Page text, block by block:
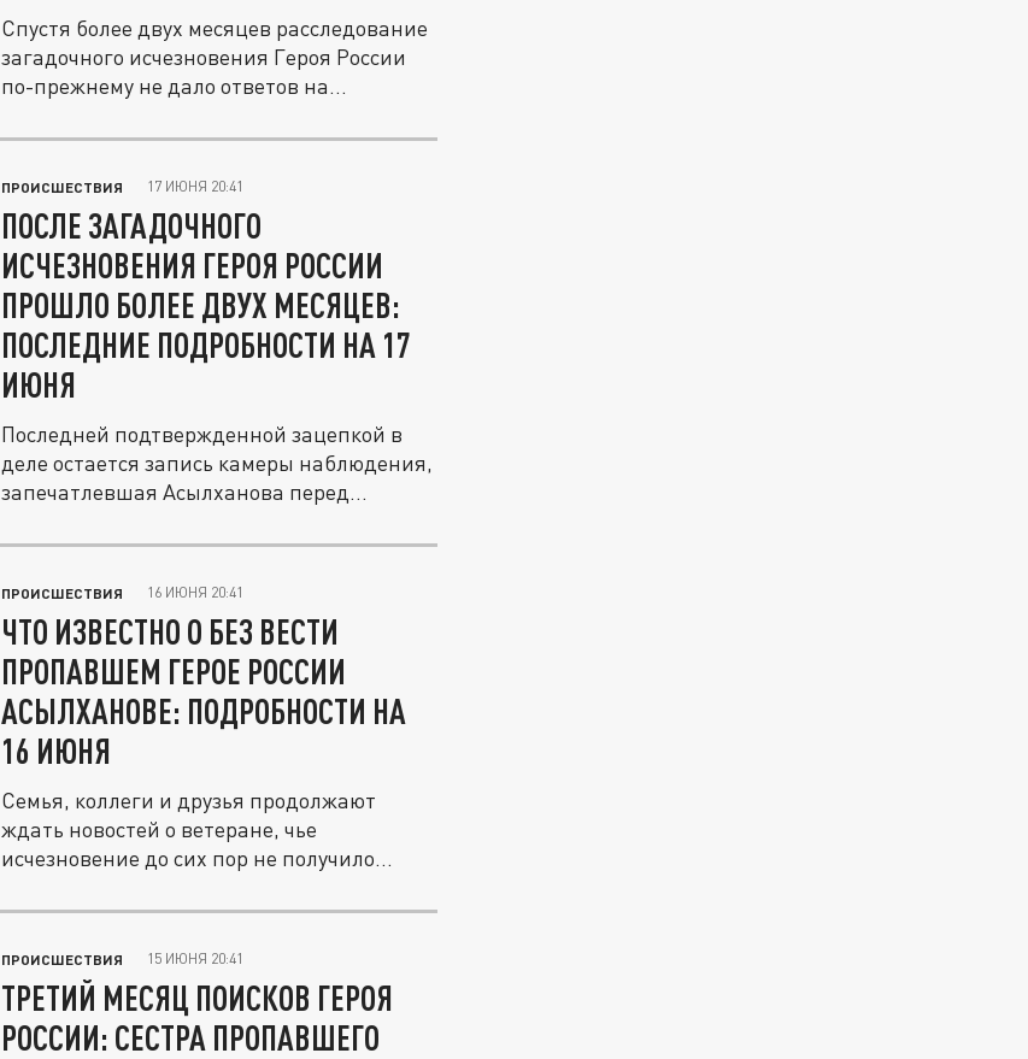
Спустя более двух месяцев расследование
загадочного исчезновения Героя России
по-прежнему не дало ответов на...
ПРОИСШЕСТВИЯ 17 ИЮНЯ 20:41
ПОСЛЕ ЗАГАДОЧНОГО
ИСЧЕЗНОВЕНИЯ ГЕРОЯ РОССИИ
ПРОШЛО БОЛЕЕ ДВУХ МЕСЯЦЕВ:
ПОСЛЕДНИЕ ПОДРОБНОСТИ НА 17
ИЮНЯ
Последней подтвержденной зацепкой в
деле остается запись камеры наблюдения,
запечатлевшая Асылханова перед...
ПРОИСШЕСТВИЯ 16 ИЮНЯ 20:41
ЧТО ИЗВЕСТНО О БЕЗ ВЕСТИ
ПРОПАВШЕМ ГЕРОЕ РОССИИ
АСЫЛХАНОВЕ: ПОДРОБНОСТИ НА
16 ИЮНЯ
Семья, коллеги и друзья продолжают
ждать новостей о ветеране, чье
исчезновение до сих пор не получило...
ПРОИСШЕСТВИЯ 15 ИЮНЯ 20:41
ТРЕТИЙ МЕСЯЦ ПОИСКОВ ГЕРОЯ
РОССИИ: СЕСТРА ПРОПАВШЕГО